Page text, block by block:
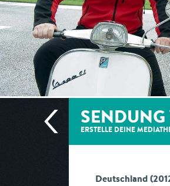
SENDUNG
ERSTELLE DEINE
Deutschland